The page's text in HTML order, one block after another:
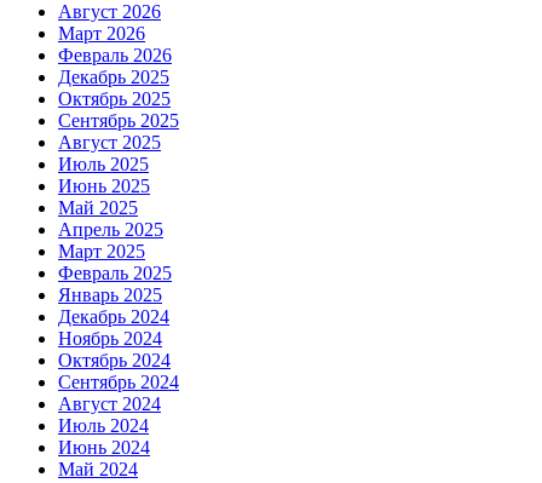
Август 2026
Март 2026
Февраль 2026
Декабрь 2025
Октябрь 2025
Сентябрь 2025
Август 2025
Июль 2025
Июнь 2025
Май 2025
Апрель 2025
Март 2025
Февраль 2025
Январь 2025
Декабрь 2024
Ноябрь 2024
Октябрь 2024
Сентябрь 2024
Август 2024
Июль 2024
Июнь 2024
Май 2024